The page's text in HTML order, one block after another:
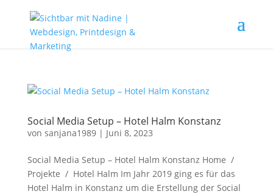
Social Media Setup – Hotel Halm Konstanz
von sanjana1989| Juni 8, 2023
Social Media Setup – Hotel Halm Konstanz Home /
Projekte / Hotel Halm Im Jahr 2019 ging es für das
Hotel Halm in Konstanz um die Erstellung der Social